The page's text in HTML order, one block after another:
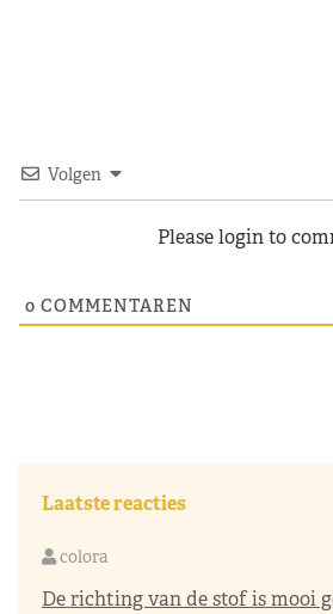
Volgen
Please login to
0 COMMENTAREN
Laatste reacties
colora
De richting van de stof is mooi